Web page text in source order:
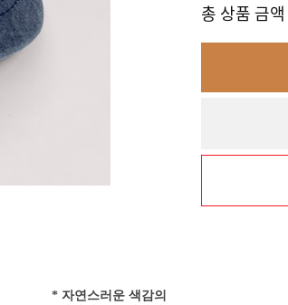
총 상품 금액
* 자연스러운 색감의